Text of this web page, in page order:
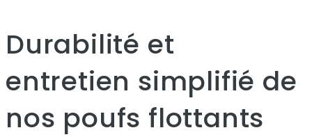
Durabilité et
entretien simplifié de
nos poufs flottants